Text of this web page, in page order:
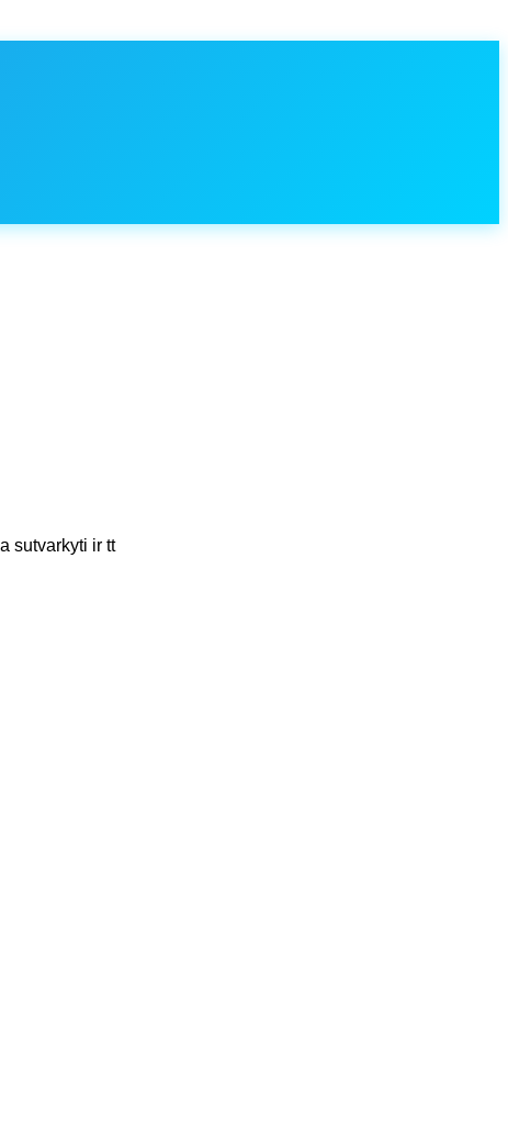
sutvarkyti ir tt